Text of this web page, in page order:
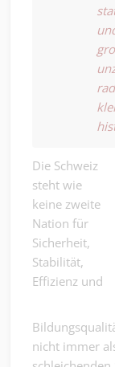
Die Schweiz
steht wie
keine zweite
Nation für
Sicherheit,
Stabilität,
Effizienz und
nicht immer